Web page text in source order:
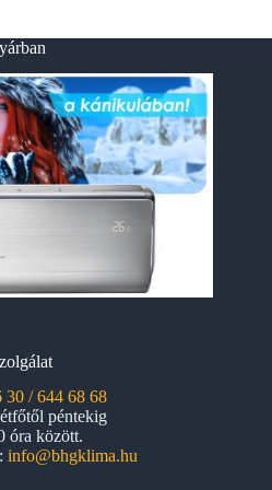
30 / 644 68 68
péntekig
óra között.
info@bhgklima.hu